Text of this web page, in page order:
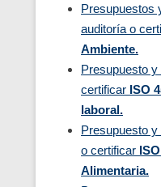
Presupuestos
auditoría o
Ambiente.
Presupuesto y
certificar ISO
laboral.
Presupuesto y
o certificar
Alimentaria.